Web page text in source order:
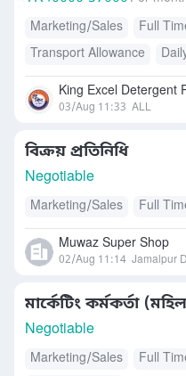
Marketing/Sales
Full
Transport Allowance
Others
King Excel Detergent
03/Aug 11:33 ALL
বিক্রয় প্রতিনিধি
Negotiable
Marketing/Sales Full
Muwaz Super Shop
02/Aug 11:14 Jamalpur
মার্কেটিং কর্মকর্তা
Negotiable
Marketing/Sales Full